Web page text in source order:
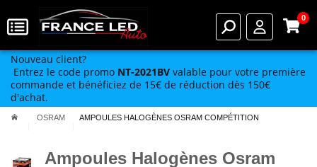
0
Nouveau client?
Entrez le code promo NT-2021BV valable pour votre première
commande et bénéficiez de 15€ de réduction dès 150€
d'achat.
OSRAM AMPOULES HALOGÈNES OSRAM COMPÉTITION
Ampoules Halogènes Osram